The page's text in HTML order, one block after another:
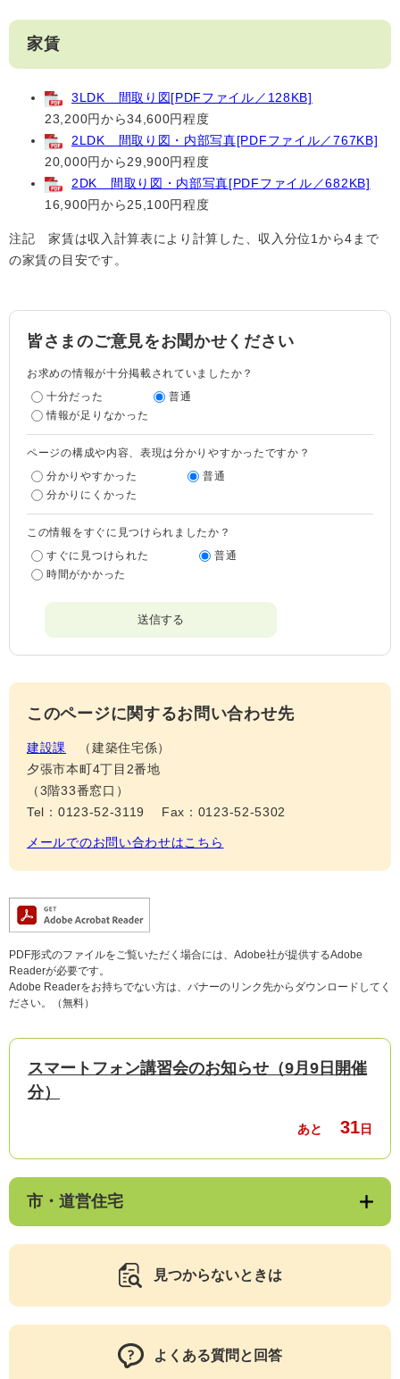
家賃
3LDK 間取り図[PDFファイル／128KB]
23,200円から34,600円程度
2LDK 間取り図・内部写真[PDFファイル／767KB]
20,000円から29,900円程度
2DK 間取り図・内部写真[PDFファイル／682KB]
16,900円から25,100円程度
注記 家賃は収入計算表により計算した、収入分位1から4まで
の家賃の目安です。
皆さまのご意見をお聞かせください
お求めの情報が十分掲載されていましたか？
十分だった
普通
情報が足りなかった
ページの構成や内容、表現は分かりやすかったですか？
分かりやすかった
普通
分かりにくかった
この情報をすぐに見つけられましたか？
すぐに見つけられた
普通
時間がかかった
このページに関するお問い合わせ先
建設課
建築住宅係
夕張市本町4丁目2番地
（3階33番窓口）
Tel：0123-52-3119
Fax：0123-52-5302
メールでのお問い合わせはこちら
PDF形式のファイルをご覧いただく場合には、Adobe社が提供するAdobe
Readerが必要です。
Adobe Readerをお持ちでない方は、バナーのリンク先からダウンロードしてく
ださい。（無料）
スマートフォン講習会のお知らせ（9月9日開催
分）
あと 31日
市・道営住宅
見つからないときは
よくある質問と回答